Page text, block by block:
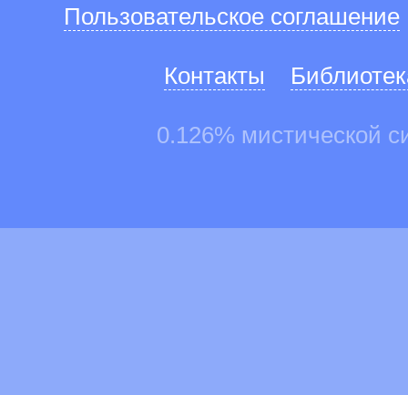
Пользовательское соглашение
Контакты
0.126% мистической